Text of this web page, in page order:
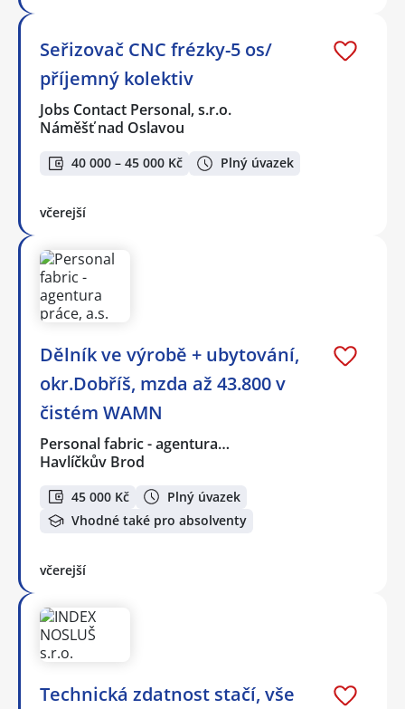
Seřizovač CNC frézky-5 os/
příjemný kolektiv
Jobs Contact Personal, s.r.o.
Náměšť nad Oslavou
40 000 – 45 000 Kč Plný úvazek
včerejší
Dělník ve výrobě + ubytování,
okr.Dobříš, mzda až 43.800 v
čistém WAMN
Personal fabric - agentura…
Havlíčkův Brod
45 000 Kč
Plný úvazek
Vhodné také pro absolventy
včerejší
Technická zdatnost stačí, vše